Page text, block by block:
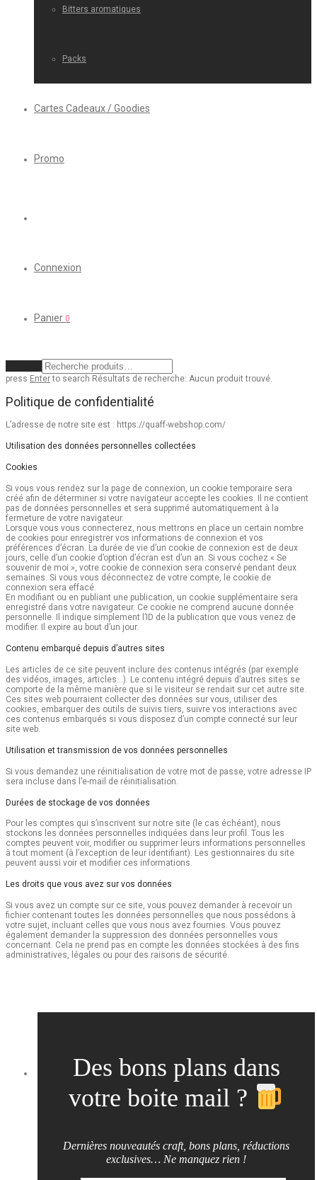
Bitters aromatiques
Packs
Cartes Cadeaux / Goodies
Promo
Connexion
Panier 0
press Enterto search Résultats de recherche: Aucun produit trouvé.
Politique de confidentialité
L’adresse de notre site est : https://quaff-webshop.com/
Utilisation des données personnelles collectées
Cookies
Si vous vous rendez sur la page de connexion, un cookie temporaire sera
créé afin de déterminer si votre navigateur accepte les cookies. Il ne contient
pas de données personnelles et sera supprimé automatiquement à la
fermeture de votre navigateur.
Lorsque vous vous connecterez, nous mettrons en place un certain nombre
de cookies pour enregistrer vos informations de connexion et vos
préférences d’écran. La durée de vie d’un cookie de connexion est de deux
jours, celle d’un cookie d’option d’écran est d’un an. Si vous cochez « Se
souvenir de moi », votre cookie de connexion sera conservé pendant deux
semaines. Si vous vous déconnectez de votre compte, le cookie de
connexion sera effacé.
En modifiant ou en publiant une publication, un cookie supplémentaire sera
enregistré dans votre navigateur. Ce cookie ne comprend aucune donnée
personnelle. Il indique simplement l’ID de la publication que vous venez de
modifier. Il expire au bout d’un jour.
Contenu embarqué depuis d’autres sites
Les articles de ce site peuvent inclure des contenus intégrés (par exemple
des vidéos, images, articles…). Le contenu intégré depuis d’autres sites se
comporte de la même manière que si le visiteur se rendait sur cet autre site.
Ces sites web pourraient collecter des données sur vous, utiliser des
cookies, embarquer des outils de suivis tiers, suivre vos interactions avec
ces contenus embarqués si vous disposez d’un compte connecté sur leur
site web.
Utilisation et transmission de vos données personnelles
Si vous demandez une réinitialisation de votre mot de passe, votre adresse IP
sera incluse dans l’e-mail de réinitialisation.
Durées de stockage de vos données
Pour les comptes qui s’inscrivent sur notre site (le cas échéant), nous
stockons les données personnelles indiquées dans leur profil. Tous les
comptes peuvent voir, modifier ou supprimer leurs informations personnelles
à tout moment (à l’exception de leur identifiant). Les gestionnaires du site
peuvent aussi voir et modifier ces informations.
Les droits que vous avez sur vos données
Si vous avez un compte sur ce site, vous pouvez demander à recevoir un
fichier contenant toutes les données personnelles que nous possédons à
votre sujet, incluant celles que vous nous avez fournies. Vous pouvez
également demander la suppression des données personnelles vous
concernant. Cela ne prend pas en compte les données stockées à des fins
administratives, légales ou pour des raisons de sécurité.
Des bons plans dans
votre boite mail ?
Dernières nouveautés craft, bons plans, réductions
exclusives… Ne manquez rien !